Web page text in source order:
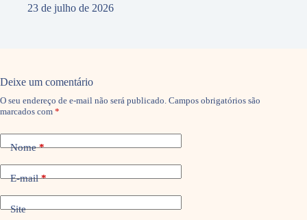
23 de julho de 2026
Deixe um comentário
O seu endereço de e-mail não será publicado. Campos obrigatórios são
marcados com *
Nome*
E-mail*
Site